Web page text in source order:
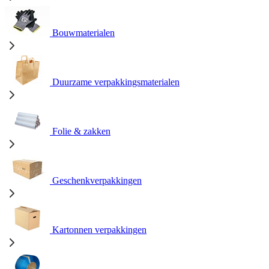
Bouwmaterialen
Duurzame verpakkingsmaterialen
Folie & zakken
Geschenkverpakkingen
Kartonnen verpakkingen